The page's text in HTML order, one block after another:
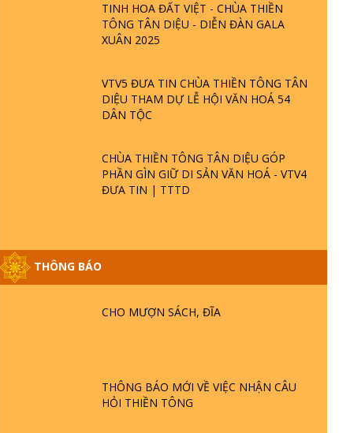
TINH HOA ĐẤT VIỆT - CHÙA THIỀN
TÔNG TÂN DIỆU - DIỄN ĐÀN GALA
XUÂN 2025
VTV5 ĐƯA TIN CHÙA THIỀN TÔNG TÂN
DIỆU THAM DỰ LỄ HỘI VĂN HOÁ 54
DÂN TỘC
CHÙA THIỀN TÔNG TÂN DIỆU GÓP
PHẦN GÌN GIỮ DI SẢN VĂN HOÁ - VTV4
ĐƯA TIN | TTTD
THÔNG BÁO
CHO MƯỢN SÁCH, ĐĨA
THÔNG BÁO MỚI VỀ VIỆC NHẬN CÂU
HỎI THIỀN TÔNG
HỘI GÌ? TỬ VÌ ĐẠO
PHẬT GIỚI CÓ THỜI GIAN KHÔNG? |
TTTD